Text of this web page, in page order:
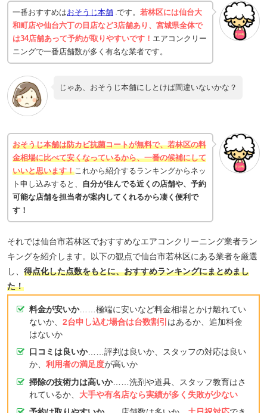
一番おすすめはおそうじ本舗 です。 若林区には仙台大
和町店や仙台六丁の目店など3店舗あり、宮城県全体で
は34店舗あって予約が取りやすいです！ エアコンクリー
ニングで一番店舗数が多く有名な業者です。
じゃあ、おそうじ本舗にしとけば間違いないかな？
おそうじ本舗は防カビ抗菌コートが無料で、若林区の料
金相場に比べて安くなっているから、一番の候補にして
いいと思います！これから紹介するランキングからネッ
ト申し込みすると、
自分が住んでる近くの店舗や、予約
可能な店舗を担当者が案内してくれるから凄く便利で
す！
それでは仙台市若林区でおすすめなエアコンクリーニング業者ラン
キングを紹介します。以下の観点で仙台市若林区にある業者を厳選
し、 得点化した点数をもとに、おすすめランキングにまとめまし
た！
料金が安いか……極端に安いなど料金相場とかけ離れてい
ないか、 2台申し込む場合は台数割引 はあるか、追加料金
はないか
口コミは良いか……評判は良いか、スタッフの対応は良い
か、 利用者の満足度が高いか
掃除の技術力は高いか……洗剤や道具、スタッフ教育はさ
れているか、 大手や有名店なら実績が多く失敗が少ない